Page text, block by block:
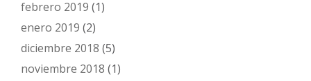
febrero 2019 (1)
enero 2019 (2)
diciembre 2018 (5)
noviembre 2018 (1)